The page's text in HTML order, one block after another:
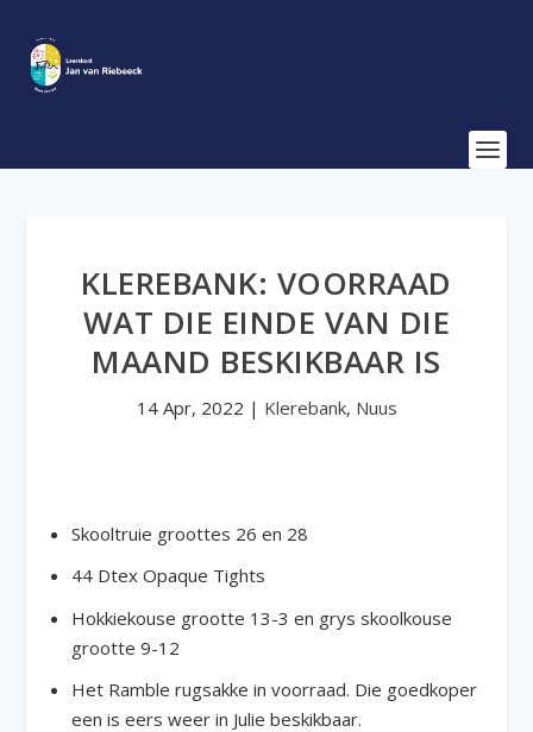
KLEREBANK: VOORRAAD
WAT DIE EINDE VAN DIE
MAAND BESKIKBAAR IS
14 Apr, 2022 | Klerebank, Nuus
Skooltruie groottes 26 en 28
44 Dtex Opaque Tights
Hokkiekouse grootte 13-3 en grys skoolkouse
grootte 9-12
Het Ramble rugsakke in voorraad. Die goedkoper
een is eers weer in Julie beskikbaar.